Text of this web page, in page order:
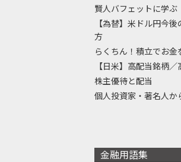
賢人バフェットに学ぶ
【為替】米ドル円今
方
らくちん！積立でお金
【日米】高配当銘柄
株主優待と配当
個人投資家・著名人か
金融用語集